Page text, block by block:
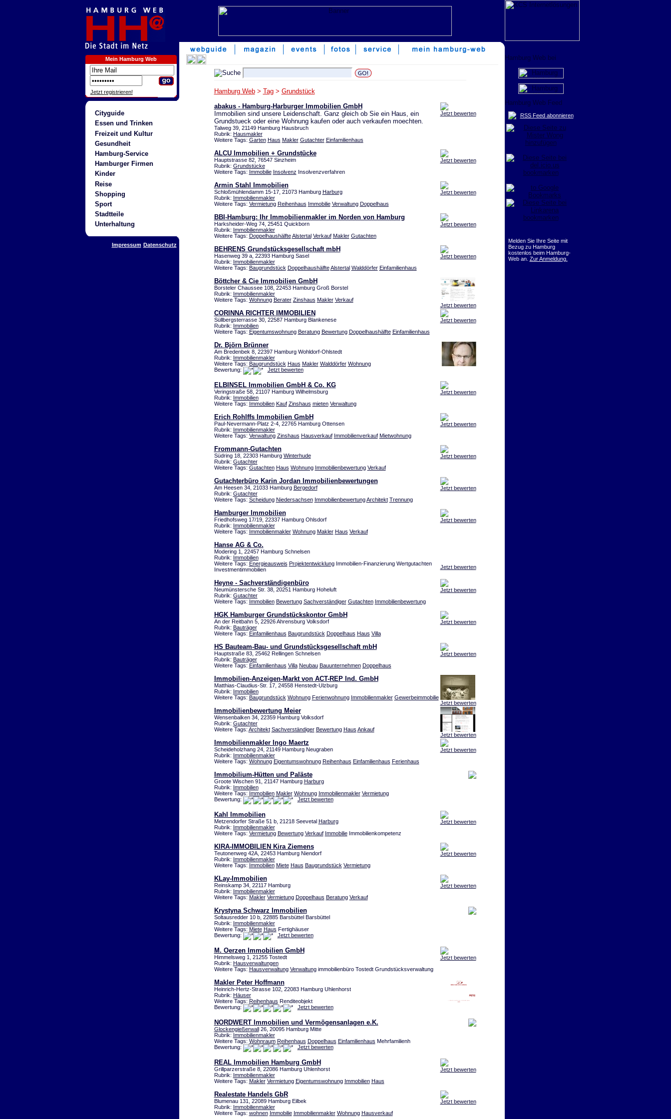
Mein Hamburg Web
Jetzt registrieren!
Cityguide
Essen und Trinken
Freizeit und Kultur
Gesundheit
Hamburg-Service
Hamburger Firmen
Kinder
Reise
Shopping
Sport
Stadtteile
Unterhaltung
Impressum Datenschutz
Hamburg Web> Tag> Grundstück
Jetzt bewerten
abakus - Hamburg-Harburger Immobilien GmbH
Immobilien sind unsere Leidenschaft. Ganz gleich ob Sie ein Haus, ein
Grundstueck oder eine Wohnung kaufen oder auch verkaufen moechten.
Talweg 39, 21149 Hamburg Hausbruch
Rubrik: Hausmakler
Weitere Tags: Garten Haus Makler Gutachter Einfamilienhaus
Jetzt bewerten
ALCU Immobilien + Grundstücke
Hauptstrasse 82, 76547 Sinzheim
Rubrik: Grundstücke
Weitere Tags: Immobilie Insolvenz Insolvenzverfahren
Jetzt bewerten
Armin Stahl Immobilien
Schloßmühlendamm 15-17, 21073 Hamburg Harburg
Rubrik: Immobilienmakler
Weitere Tags: Vermietung Reihenhaus Immobilie Verwaltung Doppelhaus
Jetzt bewerten
BBI-Hamburg: Ihr Immobilienmakler im Norden von Hamburg
Harksheider-Weg 74, 25451 Quickborn
Rubrik: Immobilienmakler
Weitere Tags: Doppelhaushälfte Alstertal Verkauf Makler Gutachten
Jetzt bewerten
BEHRENS Grundstücksgesellschaft mbH
Hasenweg 39 a, 22393 Hamburg Sasel
Rubrik: Immobilienmakler
Weitere Tags: Baugrundstück Doppelhaushälfte Alstertal Walddörfer Einfamilienhaus
Jetzt bewerten
Böttcher & Cie Immobilien GmbH
Borsteler Chaussee 108, 22453 Hamburg Groß Borstel
Rubrik: Immobilienmakler
Weitere Tags: Wohnung Berater Zinshaus Makler Verkauf
Jetzt bewerten
CORINNA RICHTER IMMOBILIEN
Süllbergsterrasse 30, 22587 Hamburg Blankenese
Rubrik: Immobilien
Weitere Tags: Eigentumswohnung Beratung Bewertung Doppelhaushälfte Einfamilienhaus
Dr. Björn Brünner
Am Bredenbek 8, 22397 Hamburg Wohldorf-Ohlstedt
Rubrik: Immobilienmakler
Weitere Tags: Baugrundstück Haus Makler Walddörfer Wohnung
Bewertung:
Jetzt bewerten
Jetzt bewerten
ELBINSEL Immobilien GmbH & Co. KG
Veringstraße 58, 21107 Hamburg Wilhelmsburg
Rubrik: Immobilien
Weitere Tags: Immobilien Kauf Zinshaus mieten Verwaltung
Jetzt bewerten
Erich Rohlffs Immobilien GmbH
Paul-Nevermann-Platz 2-4, 22765 Hamburg Ottensen
Rubrik: Immobilienmakler
Weitere Tags: Verwaltung Zinshaus Hausverkauf Immobilienverkauf Mietwohnung
Jetzt bewerten
Frommann-Gutachten
Südring 18, 22303 Hamburg Winterhude
Rubrik: Gutachter
Weitere Tags: Gutachten Haus Wohnung Immobilienbewertung Verkauf
Jetzt bewerten
Gutachterbüro Karin Jordan Immobilienbewertungen
Am Heesen 34, 21033 Hamburg Bergedorf
Rubrik: Gutachter
Weitere Tags: Scheidung Niedersachsen Immobilienbewertung Architekt Trennung
Jetzt bewerten
Hamburger Immobilien
Friedhofsweg 17/19, 22337 Hamburg Ohlsdorf
Rubrik: Immobilienmakler
Weitere Tags: Immobilienmakler Wohnung Makler Haus Verkauf
Jetzt bewerten
Hanse AG & Co.
Modering 1, 22457 Hamburg Schnelsen
Rubrik: Immobilien
Weitere Tags: Energieausweis ProjektentwicklungImmobilien-Finanzierung Wertgutachten
Investmentimmobilien
Jetzt bewerten
Heyne - Sachverständigenbüro
Neumünstersche Str. 38, 20251 Hamburg Hoheluft
Rubrik: Gutachter
Weitere Tags: Immobilien Bewertung Sachverständiger Gutachten Immobilienbewertung
Jetzt bewerten
HGK Hamburger Grundstückskontor GmbH
An der Reitbahn 5, 22926 Ahrensburg Volksdorf
Rubrik: Bauträger
Weitere Tags: Einfamilienhaus Baugrundstück Doppelhaus Haus Villa
Jetzt bewerten
HS Bauteam-Bau- und Grundstücksgesellschaft mbH
Hauptstraße 83, 25462 Rellingen Schnelsen
Rubrik: Bauträger
Weitere Tags: Einfamilienhaus Villa Neubau Bauunternehmen Doppelhaus
Jetzt bewerten
Immobilien-Anzeigen-Markt von ACT-REP Ind. GmbH
Matthias-Claudius-Str. 17, 24558 Henstedt-Ulzburg
Rubrik: Immobilien
Weitere Tags: Baugrundstück Wohnung Ferienwohnung Immobilienmakler Gewerbeimmobilie
Jetzt bewerten
Immobilienbewertung Meier
Wensenbalken 34, 22359 Hamburg Volksdorf
Rubrik: Gutachter
Weitere Tags: Architekt Sachverständiger Bewertung Haus Ankauf
Jetzt bewerten
Immobilienmakler Ingo Maertz
Scheideholzhang 24, 21149 Hamburg Neugraben
Rubrik: Immobilienmakler
Weitere Tags: Wohnung Eigentumswohnung Reihenhaus Einfamilienhaus Ferienhaus
Immobilium-Hütten und Paläste
Groote Wischen 91, 21147 Hamburg Harburg
Rubrik: Immobilien
Weitere Tags: Immobilien Makler Wohnung Immobilienmakler Vermietung
Bewertung:
Jetzt bewerten
Jetzt bewerten
Kahl Immobilien
Metzendorfer Straße 51 b, 21218 Seevetal Harburg
Rubrik: Immobilienmakler
Weitere Tags: Vermietung Bewertung Verkauf ImmobilieImmobilienkompetenz
Jetzt bewerten
KIRA-IMMOBILIEN Kira Ziemens
Teutonenweg 42A, 22453 Hamburg Niendorf
Rubrik: Immobilienmakler
Weitere Tags: Immobilien Miete Haus Baugrundstück Vermietung
Jetzt bewerten
KLay-Immobilien
Reinskamp 34, 22117 Hamburg
Rubrik: Immobilienmakler
Weitere Tags: Makler Vermietung Doppelhaus Beratung Verkauf
Krystyna Schwarz Immobilien
Soltausredder 10 b, 22885 Barsbüttel Barsbüttel
Rubrik: Immobilienmakler
Weitere Tags: Miete Haus Fertighäuser
Bewertung:
Jetzt bewerten
Jetzt bewerten
M. Oerzen Immobilien GmbH
Himmelsweg 1, 21255 Tostedt
Rubrik: Hausverwaltungen
Weitere Tags: Hausverwaltung Verwaltungimmobilienbüro Tostedt Grundstücksverwaltung
Makler Peter Hoffmann
Heinrich-Hertz-Strasse 102, 22083 Hamburg Uhlenhorst
Rubrik: Häuser
Weitere Tags: Reihenhaus Renditeobjekt
Bewertung:
Jetzt bewerten
NORDWERT Immobilien und Vermögensanlagen e.K.
Glockengießerwall26, 20095 Hamburg Mitte
Rubrik: Immobilienmakler
Weitere Tags: Wohnraum Reihenhaus Doppelhaus Einfamilienhaus Mehrfamilienh
Bewertung:
Jetzt bewerten
Jetzt bewerten
REAL Immobilien Hamburg GmbH
Grillparzerstraße 8, 22086 Hamburg Uhlenhorst
Rubrik: Immobilienmakler
Weitere Tags: Makler Vermietung Eigentumswohnung Immobilien Haus
Jetzt bewerten
Realestate Handels GbR
Blumenau 131, 22089 Hamburg Eilbek
Rubrik: Immobilienmakler
Weitere Tags: wohnen Immobilie Immobilienmakler Wohnung Hausverkauf
RSS Feed abonnieren
Melden Sie Ihre Seite mit
Bezug zu Hamburg
kostenlos beim Hamburg-
Web an. Zur Anmeldung.